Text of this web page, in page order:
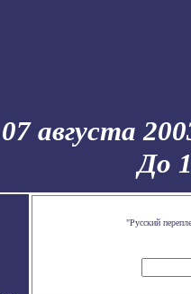
августа
До
"Русский